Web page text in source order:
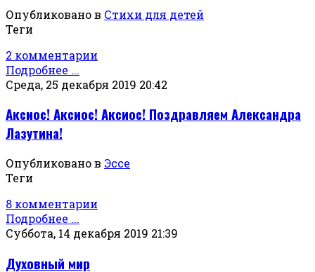
Опубликовано в Стихи для детей
Теги
2 комментарии
Подробнее ...
Среда, 25 декабря 2019 20:42
Аксиос! Аксиос! Аксиос! Поздравляем Александра
Лазутина!
Опубликовано в Эссе
Теги
8 комментарии
Подробнее ...
Суббота, 14 декабря 2019 21:39
Духовный мир